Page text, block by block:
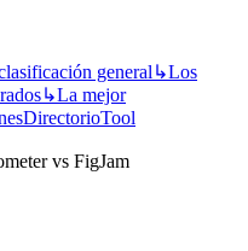
general ↳Los
↳La mejor
DirectorioTool
vs FigJam